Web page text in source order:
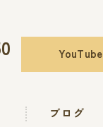
YouTube
ブログ